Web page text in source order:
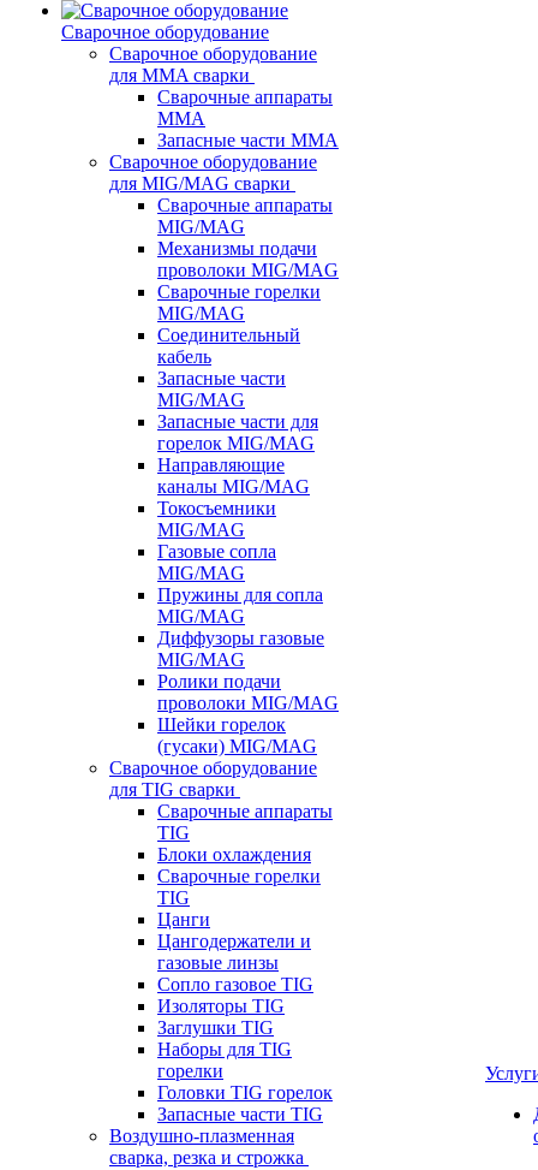
Сварочное оборудование
Сварочное оборудование
для MMA сварки
Сварочные аппараты
MMA
Запасные части MMA
Сварочное оборудование
для MIG/MAG сварки
Сварочные аппараты
MIG/MAG
Механизмы подачи
проволоки MIG/MAG
Сварочные горелки
MIG/MAG
Соединительный
кабель
Запасные части
MIG/MAG
Запасные части для
горелок MIG/MAG
Направляющие
каналы MIG/MAG
Токосъемники
MIG/MAG
Газовые сопла
MIG/MAG
Пружины для сопла
MIG/MAG
Диффузоры газовые
MIG/MAG
Ролики подачи
проволоки MIG/MAG
Шейки горелок
(гусаки) MIG/MAG
Сварочное оборудование
для TIG сварки
Сварочные аппараты
TIG
Блоки охлаждения
Сварочные горелки
TIG
Цанги
Цангодержатели и
газовые линзы
Сопло газовое TIG
Изоляторы TIG
Заглушки TIG
Наборы для TIG
горелки
Головки TIG горелок
Запасные части TIG
Воздушно-плазменная
сварка, резка и строжка